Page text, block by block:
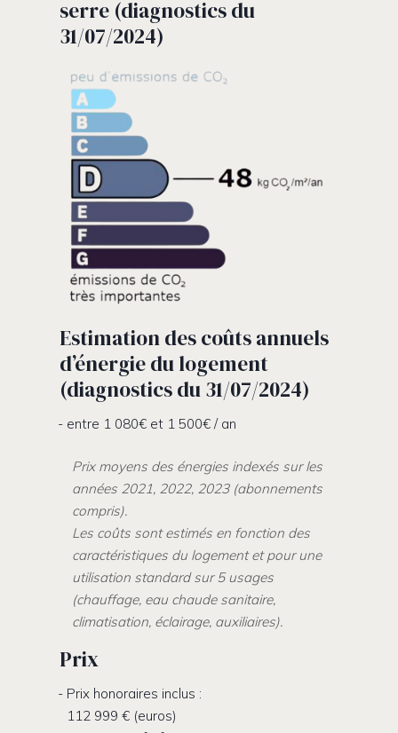
serre (diagnostics du
31/07/2024)
Estimation des coûts annuels
d’énergie du logement
(diagnostics du 31/07/2024)
entre 1 080€ et 1 500€ / an
Prix moyens des énergies indexés sur les
années 2021, 2022, 2023 (abonnements
compris).
Les coûts sont estimés en fonction des
caractéristiques du logement et pour une
utilisation standard sur 5 usages
(chauffage, eau chaude sanitaire,
climatisation, éclairage, auxiliaires).
Prix
Prix honoraires inclus :
112 999 € (euros)